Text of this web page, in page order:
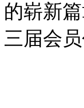
的崭新
三届会